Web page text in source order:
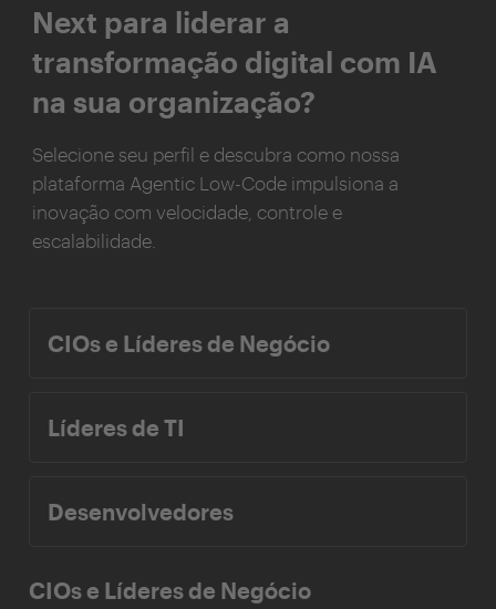
Next para liderar a
transformação digital com IA
na sua organização?
Selecione seu perfil e descubra como nossa
plataforma Agentic Low-Code impulsiona a
inovação com velocidade, controle e
escalabilidade.
CIOs e Líderes de Negócio
Líderes de TI
Desenvolvedores
CIOs e Líderes de Negócio